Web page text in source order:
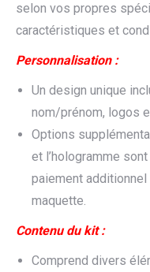
selon vos propres
caractéristiques et
Personnalisation :
Un design unique
nom/prénom, logos
Options
et l’hologramme
paiement
maquette.
Contenu du kit :
Comprend divers